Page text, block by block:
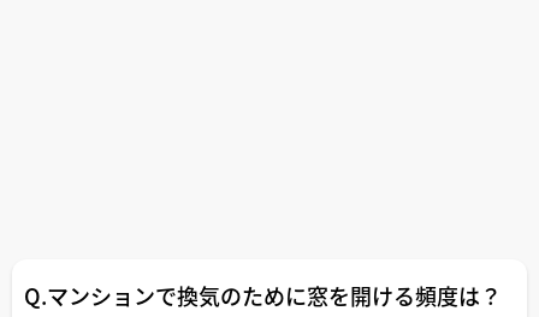
Q.マンションで換気のために窓を開ける頻度は？